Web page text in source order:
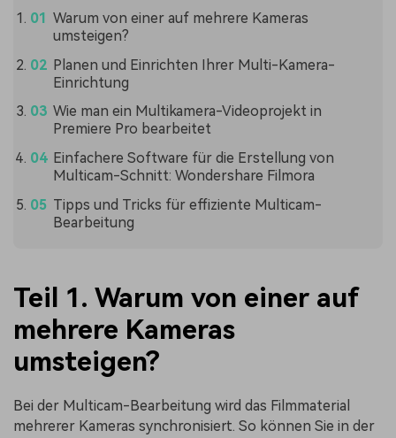
Warum von einer auf mehrere Kameras
umsteigen?
Planen und Einrichten Ihrer Multi-Kamera-
Einrichtung
Wie man ein Multikamera-Videoprojekt in
Premiere Pro bearbeitet
Einfachere Software für die Erstellung von
Multicam-Schnitt: Wondershare Filmora
Tipps und Tricks für effiziente Multicam-
Bearbeitung
Teil 1. Warum von einer auf
mehrere Kameras
umsteigen?
Bei der Multicam-Bearbeitung wird das Filmmaterial
mehrerer Kameras synchronisiert. So können Sie in der